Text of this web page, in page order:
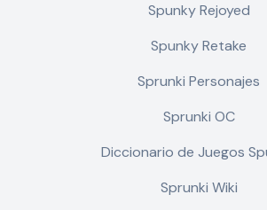
Spunky Rejoyed
Spunky Retake
Sprunki Personajes
Sprunki OC
Diccionario de Juegos
Sprunki Wiki